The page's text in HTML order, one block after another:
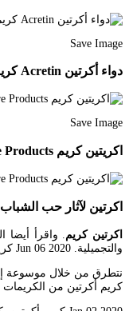
Save Image
دواء أكرتين Acretin كريم لعلاج حب الشباب حب الشباب من أكثر المشاكل التي تواجه الشباب والبنات في فترة المراهقة وه Company Logo Tech Company Logos Toothpaste
Save Image
اكريتين كريم Acretin Cream Cream Convenience Store Products
اكرتين لآثار حب
اكرتين كريم
والتجميلية. Jun 06 2020 كريم اكرتين 0025.
نتطرق من خلال موسوعة
كريم أكرتين من